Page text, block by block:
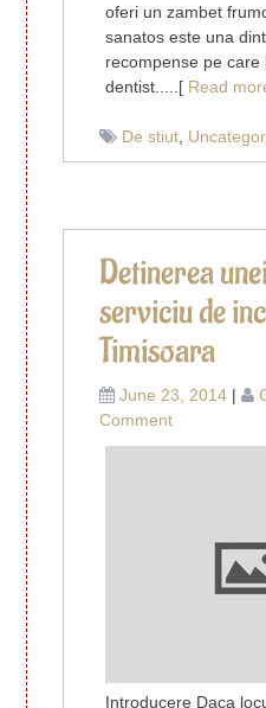
oferi un zambet
sanatos este una
recompense pe care
dentist.....[ Read
De stiut
Detinerea
serviciu de
Timisoara
June 23, 2014 |
Commenton
Detinerea
serviciu
Introducere Daca